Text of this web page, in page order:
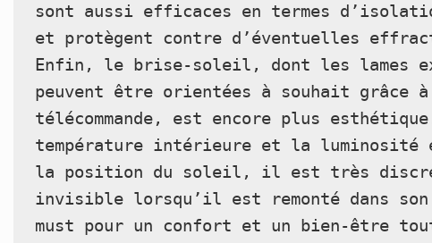
sont aussi efficaces en termes
et protègent contre d’éventuelles
Enfin, le brise-soleil, dont les lames
peuvent être orientées à souhait grâce à
télécommande, est encore plus
température intérieure et la luminosité
la position du soleil, il est très
invisible lorsqu’il est remonté dans son
must pour un confort et un bien-être